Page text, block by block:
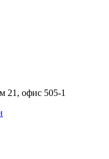
21, офис 505-1